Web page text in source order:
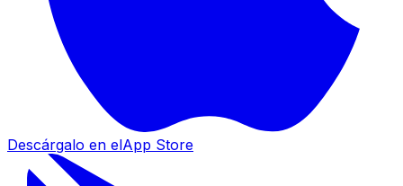
Descárgalo en elApp Store